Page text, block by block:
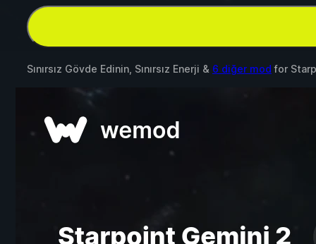
Sınırsız Gövde Edinin, Sınırsız Enerji & 6 diğer mod for